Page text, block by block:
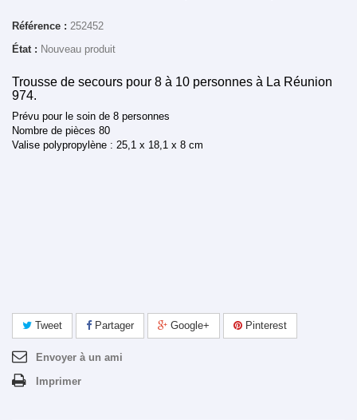
Référence : 252452
État : Nouveau produit
Trousse de secours pour 8 à 10 personnes à La Réunion
974.
Prévu pour le soin de 8 personnes
Nombre de pièces 80
Valise polypropylène : 25,1 x 18,1 x 8 cm
Tweet Partager Google+ Pinterest
Envoyer à un ami
Imprimer